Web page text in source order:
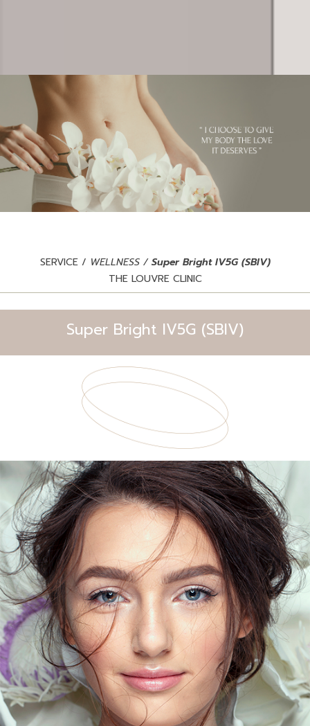
SERVICE / WELLNESS / Super Bright IV5G (SBIV)
THE LOUVRE CLINIC
Super Bright IV5G (SBIV)